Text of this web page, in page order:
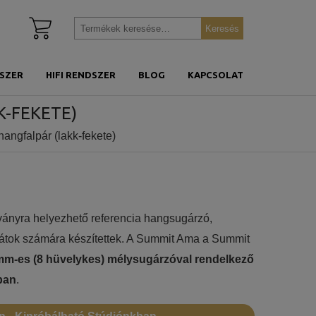
HIFI RENDSZER BLOG KAPCSOLAT
Kosár
Keresés
Keresés
FEKETE)
(lakk-fekete)
helyezhető referencia hangsugárzó,
számára készítettek. A Summit Ama a Summit
es (8 hüvelykes) mélysugárzóval rendelkező
.